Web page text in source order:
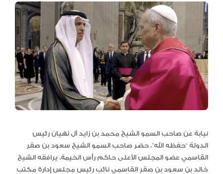
نيابة عن صاحب السمو الشيخ محمد بن زايد آل نهيان رئيس
الدولة “حفظه الله”، حضر صاحب السمو الشيخ سعود بن صقر
القاسمي عضو المجلس الأعلى حاكم رأس الخيمة، يرافقه الشيخ
خالد بن سعود بن صقر القاسمي نائب رئيس مجلس إدارة مكتب